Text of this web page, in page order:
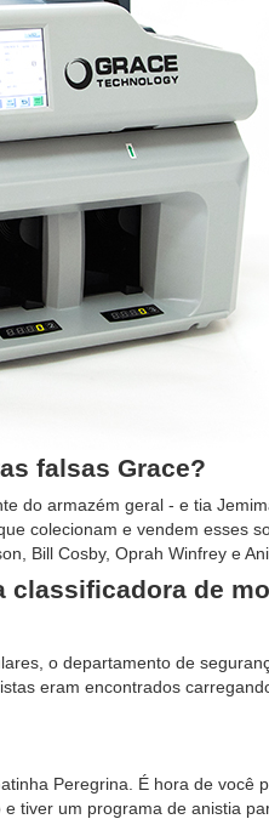
falsas Grace?
do armazém geral - e tia
colecionam e vendem esses
Bill Cosby, Oprah Winfrey e
de
o departamento de
eram encontrados
Peregrina. É hora de você
tiver um programa de anistia